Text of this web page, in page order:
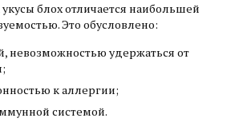
блох отличается наибольшей
Это обусловлено:
невозможностью удержаться от
к аллергии;
системой.